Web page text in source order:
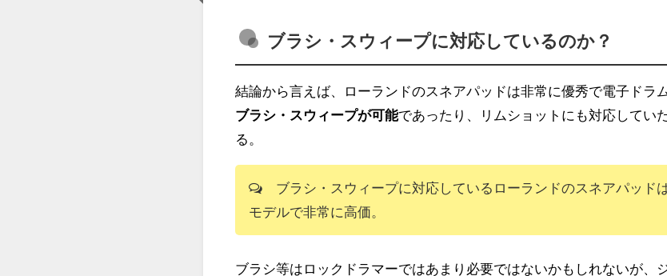
ブラシ・スウィープに対応しているのか？
結論から言えば、ローランドのスネアパッドは非常に優秀で電子ドラ
ブラシ・スウィープが可能であったり、リムショットにも対応してい
る。
ブラシ・スウィープに対応しているローランドのスネアパッド
モデルで非常に高価。
ブラシ等はロックドラマーではあまり必要ではないかもしれないが、